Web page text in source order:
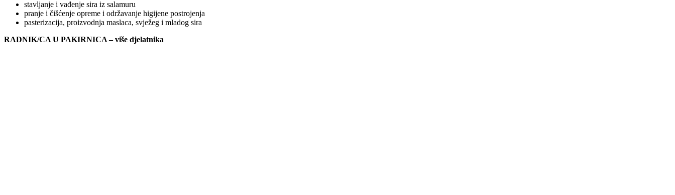
stavljanje i vađenje sira iz salamuru
pranje i čišćenje opreme i održavanje higijene postrojenja
pasterizacija, proizvodnja maslaca, svježeg i mladog sira
RADNIK/CA U PAKIRNICA – više djelatnika